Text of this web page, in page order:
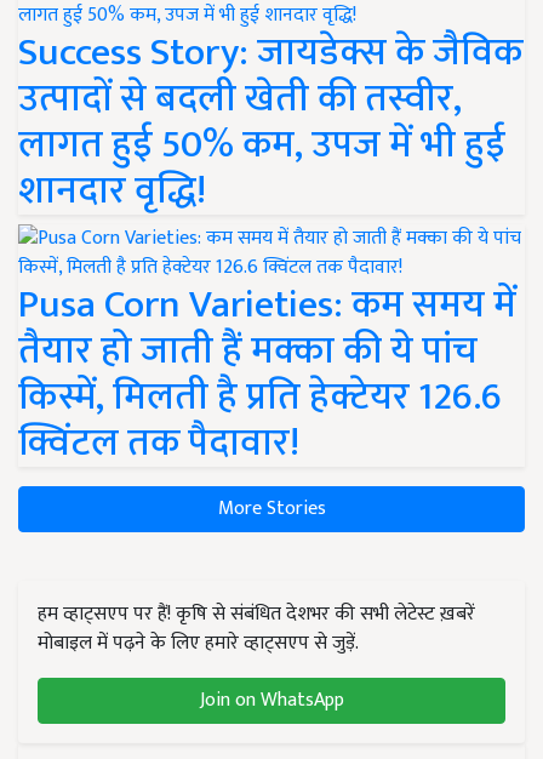
Success Story: जायडेक्स के जैविक
उत्पादों से बदली खेती की तस्वीर,
लागत हुई 50% कम, उपज में भी हुई
शानदार वृद्धि!
Pusa Corn Varieties: कम समय में
तैयार हो जाती हैं मक्का की ये पांच
किस्में, मिलती है प्रति हेक्टेयर 126.6
क्विंटल तक पैदावार!
More Stories
हम व्हाट्सएप पर हैं! कृषि से संबंधित देशभर की सभी लेटेस्ट ख़बरें
मोबाइल में पढ़ने के लिए हमारे व्हाट्सएप से जुड़ें.
Join on WhatsApp